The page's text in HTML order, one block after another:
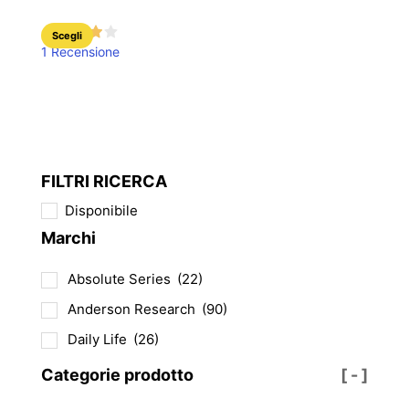
1 Recensione
Scegli
Questo
prodotto
opzioni
possono
essere
scelte
pagina
del
prodotto
FILTRI RICERCA
Disponibile
Marchi
Absolute Series (22)
Anderson Research (90)
Daily Life (26)
Categorie prodotto [ - ]